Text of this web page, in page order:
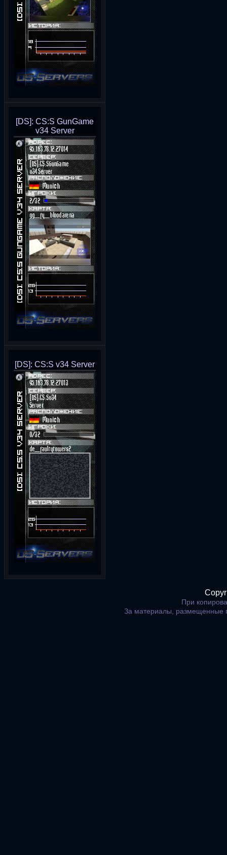
[DS]: CS:S GunGame
v34 Server
[DS]: CS:S v34 Server
При
За материалы, размещенные